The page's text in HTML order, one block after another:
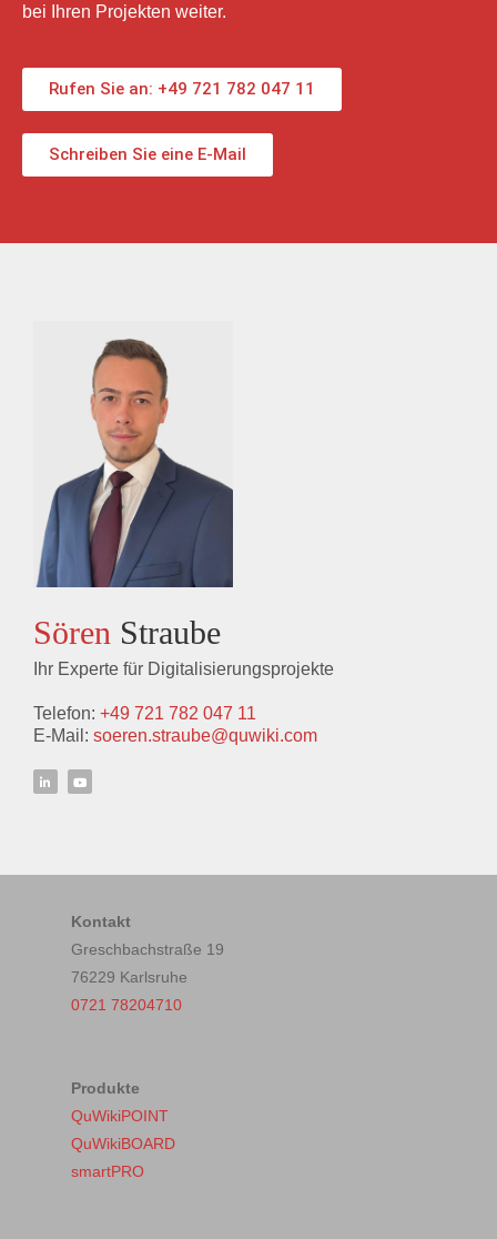
bei Ihren Projekten weiter.
Rufen Sie an: +49 721 782 047 11
Schreiben Sie eine E-Mail
Sören Straube
Ihr Experte für Digitalisierungsprojekte
Telefon: +49 721 782 047 11
E-Mail: soeren.straube@quwiki.com
Kontakt
Greschbachstraße 19
76229 Karlsruhe
0721 78204710
Produkte
QuWikiPOINT
QuWikiBOARD
smartPRO